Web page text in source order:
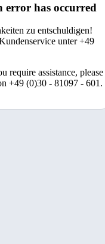
error has occurred
zu entschuldigen!
unter +49
require assistance, please
+49 (0)30 - 81097 - 601.